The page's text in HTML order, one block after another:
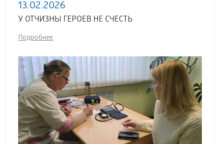
13.02.2026
У ОТЧИЗНЫ ГЕРОЕВ НЕ СЧЕСТЬ
Подробнее